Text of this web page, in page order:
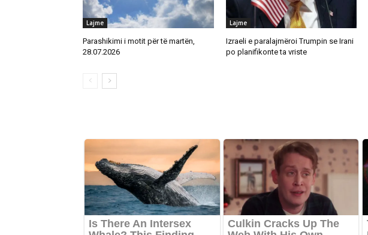
Lajme
Parashikimi i motit për të martën,
28.07.2026
Lajme
Izraeli e paralajmëroi Trumpin se Irani
po planifikonte ta vriste